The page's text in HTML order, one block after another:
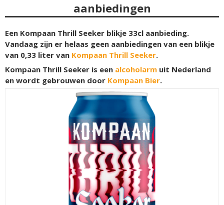
aanbiedingen
Een Kompaan Thrill Seeker blikje 33cl aanbieding.
Vandaag zijn er helaas geen aanbiedingen van een blikje
van 0,33 liter van Kompaan Thrill Seeker.
Kompaan Thrill Seeker is een alcoholarm uit Nederland
en wordt gebrouwen door Kompaan Bier.